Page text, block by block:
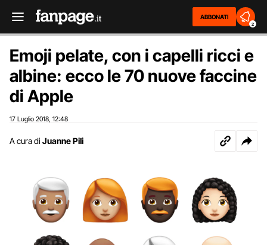
ABBONATI
2
Emoji pelate, con i capelli ricci e
albine: ecco le 70 nuove faccine
di Apple
17 Luglio 2018 12:48
A cura di Juanne Pili